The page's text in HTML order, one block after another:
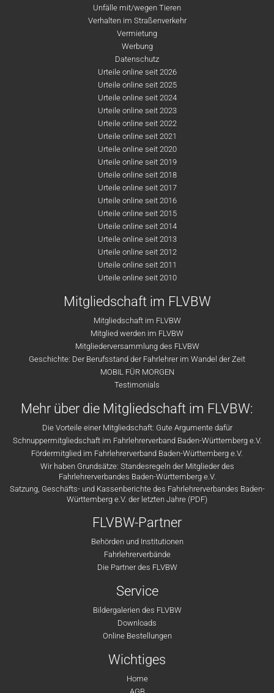
Unfälle mit/wegen Tieren
Verhalten im Straßenverkehr
Vermietung
Werbung
Datenschutz
Urteile online seit 2026
Urteile online seit 2025
Urteile online seit 2024
Urteile online seit 2023
Urteile online seit 2022
Urteile online seit 2021
Urteile online seit 2020
Urteile online seit 2019
Urteile online seit 2018
Urteile online seit 2017
Urteile online seit 2016
Urteile online seit 2015
Urteile online seit 2014
Urteile online seit 2013
Urteile online seit 2012
Urteile online seit 2011
Urteile online seit 2010
Mitgliedschaft im FLVBW
Mitgliedschaft im FLVBW
Mitglied werden im FLVBW
Mitgliederversammlung des FLVBW
Geschichte: Der Berufsstand der Fahrlehrer im Wandel der Zeit
MOBIL FÜR MORGEN
Testimonials
Mehr über die Mitgliedschaft im FLVBW:
Die Vorteile einer Mitgliedschaft: Gute Argumente dafür
Schnuppermitgliedschaft im Fahrlehrerverband Baden-Württemberg e.V.
Fördermitglied im Fahrlehrerverband Baden-Württemberg e.V.
Wir haben Grundsätze: Standesregeln der Mitglieder des
Fahrlehrerverbandes Baden-Württemberg e.V.
Satzung, Geschäfts- und Kassenberichte des Fahrlehrerverbandes Baden-
Württemberg e.V. der letzten Jahre (PDF)
FLVBW-Partner
Behörden und Institutionen
Fahrlehrerverbände
Die Partner des FLVBW
Service
Bildergalerien des FLVBW
Downloads
Online Bestellungen
Wichtiges
Home